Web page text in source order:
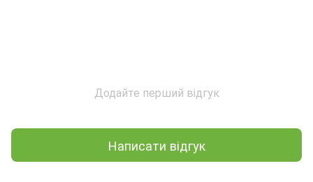
Додайте перший відгук
Написати відгук